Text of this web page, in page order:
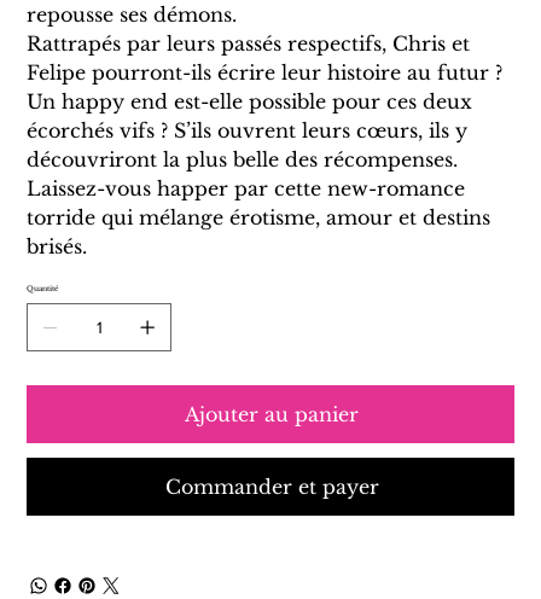
repousse ses démons.
Rattrapés par leurs passés respectifs, Chris et
Felipe pourront-ils écrire leur histoire au futur ?
Un happy end est-elle possible pour ces deux
écorchés vifs ? S’ils ouvrent leurs cœurs, ils y
découvriront la plus belle des récompenses.
Laissez-vous happer par cette new-romance
torride qui mélange érotisme, amour et destins
brisés.
Quantité
Ajouter au panier
Commander et payer